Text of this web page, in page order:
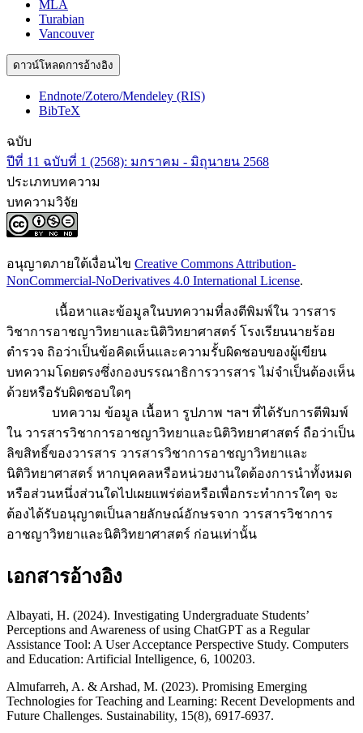
MLA
Turabian
Vancouver
ดาวน์โหลดการอ้างอิง
Endnote/Zotero/Mendeley (RIS)
BibTeX
ฉบับ
ปีที่ 11 ฉบับที่ 1 (2568): มกราคม - มิถุนายน 2568
ประเภทบทความ
บทความวิจัย
อนุญาตภายใต้เงื่อนไข Creative Commons Attribution-
NonCommercial-NoDerivatives 4.0 International License.
เนื้อหาและข้อมูลในบทความที่ลงตีพิมพ์ใน วารสาร
วิชาการอาชญาวิทยาและนิติวิทยาศาสตร์ โรงเรียนนายร้อย
ตำรวจ ถิอว่าเป็นข้อคิดเห็นและความรั้บผิดชอบของผู้เขียน
บทความโดยตรงซึ่งกองบรรณาธิการวารสาร ไม่จำเป็นต้องเห็น
ด้วยหรือรับผิดชอบใดๆ
บทความ ข้อมูล เนื้อหา รูปภาพ ฯลฯ ที่ได้รับการตีพิมพ์
ใน วารสารวิชาการอาชญาวิทยาและนิติวิทยาศาสตร์ ถือว่าเป็น
ลิขสิทธิ์ของวารสาร วารสารวิชาการอาชญาวิทยาและ
นิติวิทยาศาสตร์ หากบุคคลหรือหน่วยงานใดต้องการนำทั้งหมด
หรือส่วนหนึ่งส่วนใดไปเผยแพร่ต่อหรือเพื่อกระทำการใดๆ จะ
ต้องได้รับอนุญาตเป็นลายลักษณ์อักษรจาก วารสารวิชาการ
อาชญาวิทยาและนิติวิทยาศาสตร์ ก่อนเท่านั้น
เอกสารอ้างอิง
Albayati, H. (2024). Investigating Undergraduate Students’
Perceptions and Awareness of using ChatGPT as a Regular
Assistance Tool: A User Acceptance Perspective Study. Computers
and Education: Artificial Intelligence, 6, 100203.
Almufarreh, A. & Arshad, M. (2023). Promising Emerging
Technologies for Teaching and Learning: Recent Developments and
Future Challenges. Sustainability, 15(8), 6917-6937.